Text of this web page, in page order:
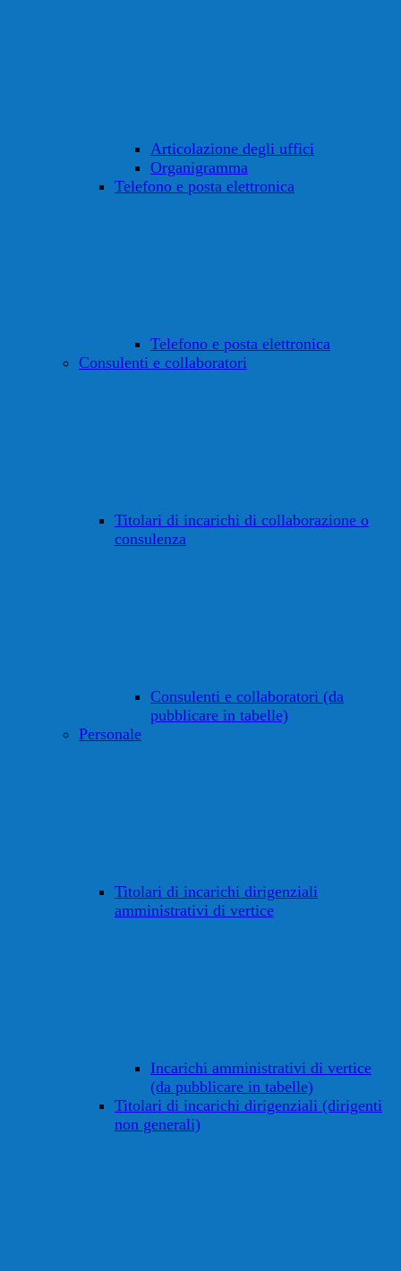
Articolazione degli uffici
Organigramma
Telefono e posta elettronica
Telefono e posta elettronica
Consulenti e collaboratori
Titolari di incarichi di collaborazione o
consulenza
Consulenti e collaboratori (da
pubblicare in tabelle)
Personale
Titolari di incarichi dirigenziali
amministrativi di vertice
Incarichi amministrativi di vertice
(da pubblicare in tabelle)
Titolari di incarichi dirigenziali (dirigenti
non generali)